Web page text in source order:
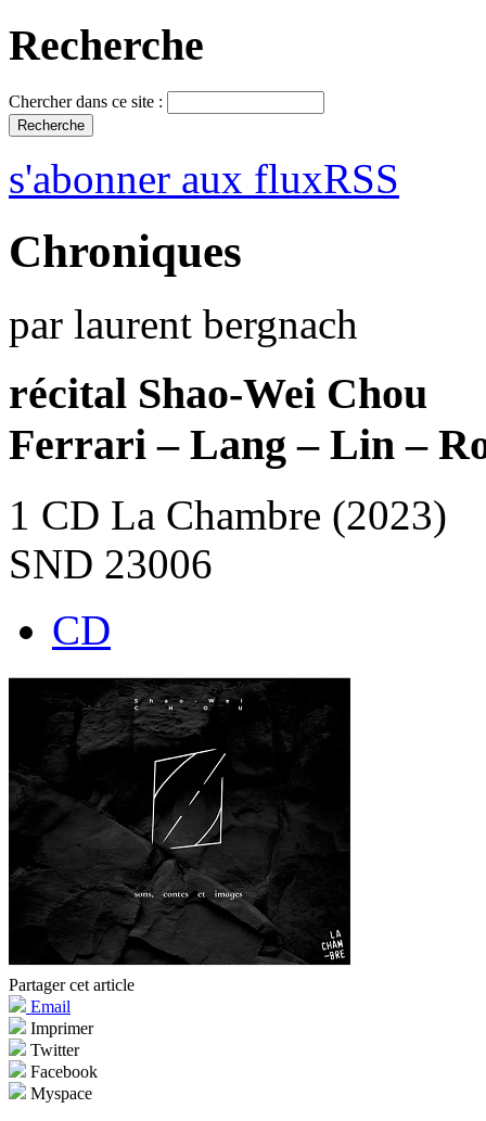
Recherche
Chercher dans ce site :
s'abonner aux fluxRSS
Chroniques
par laurent bergnach
récital Shao-Wei Chou
Ferrari – Lang – Lin –
1 CD La Chambre (2023)
SND 23006
CD
Partager cet article
Email
Imprimer
Twitter
Facebook
Myspace